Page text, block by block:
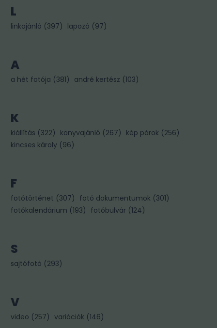
L
linkajánló (397) lapozó (97)
A
a hét fotója (381) andré kertész (103)
K
kiállítás (322) könyvajánló (267) kép párok (256)
kincses károly (96)
F
fotótörténet (307) fotó dokumentumok (301)
fotókalendárium (193) fotóbulvár (124)
S
sajtófotó (293)
V
video (257) variációk (146)